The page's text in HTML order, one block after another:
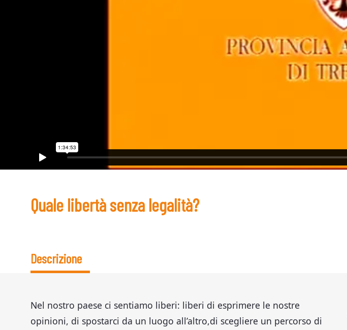
Quale libertà senza legalità?
Descrizione
Nel nostro paese ci sentiamo liberi: liberi di esprimere le nostre
opinioni, di spostarci da un luogo all’altro,di scegliere un percorso di